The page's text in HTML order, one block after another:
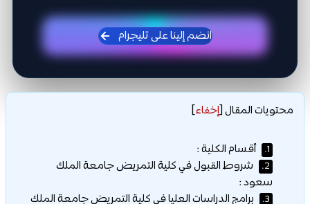
انضم إلينا على تليجرام
محتويات المقال[إخفاء]
1. أقسام الكلية :
2.
شروط القبول في كلية التمريض جامعة الملك
سعود :
3.
برامج الدراسات العليا في كلية التمريض جامعة الملك